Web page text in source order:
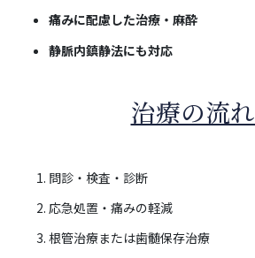
痛みに配慮した治療・麻酔
静脈内鎮静法にも対応
治療の流れ
問診・検査・診断
応急処置・痛みの軽減
根管治療または歯髄保存治療